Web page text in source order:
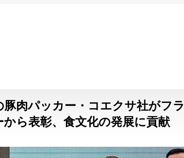
豚肉パッカー・コエクサ社がフ
から表彰、食文化の発展に貢献